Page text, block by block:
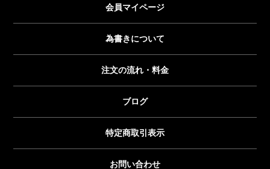
会員マイページ
為書きについて
注文の流れ・料金
ブログ
特定商取引表示
お問い合わせ